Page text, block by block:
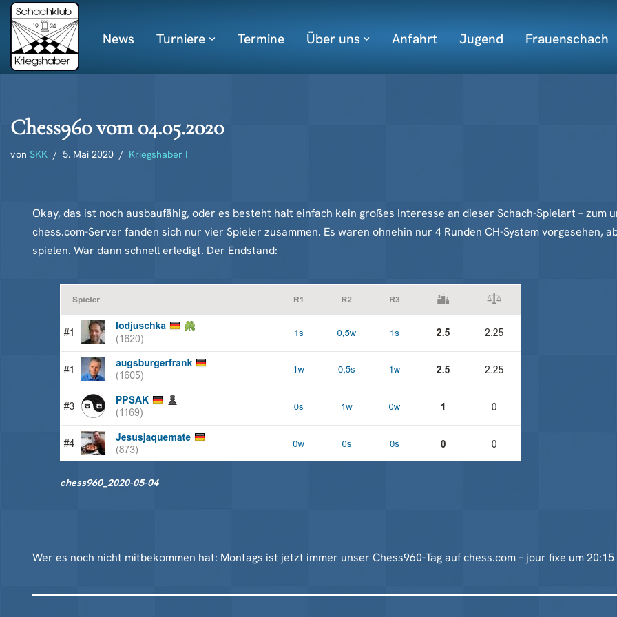
Zum
Inhalt
springen
News Turniere Termine Über uns Anfahrt Jugend Frauenschach
Chess960 vom 04.05.2020
von SKK 5. Mai 2020 Kriegshaber I
Okay, das ist noch ausbaufähig, oder es besteht halt einfach kein großes Interesse an dieser Schach-Spielart – zum
chess.com-Server fanden sich nur vier Spieler zusammen. Es waren ohnehin nur 4 Runden CH-System vorgesehen,
spielen. War dann schnell erledigt. Der Endstand:
chess960_2020-05-04
Wer es noch nicht mitbekommen hat: Montags ist jetzt immer unser Chess960-Tag auf chess.com – jour fixe um 20:15